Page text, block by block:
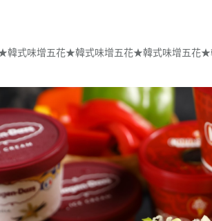
韓式味增五花★韓式味增五花★韓式味增五花